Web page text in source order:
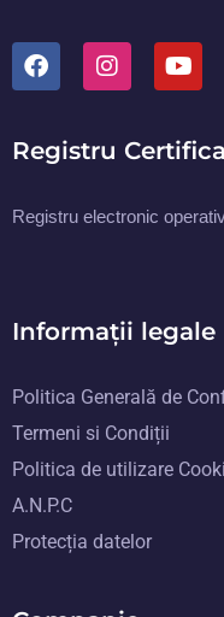
Registru
Registru electronic
Informații legale
Politica Generală de
Termeni si Condiții
Politica de utilizare
A.N.P.C
Protecția datelor